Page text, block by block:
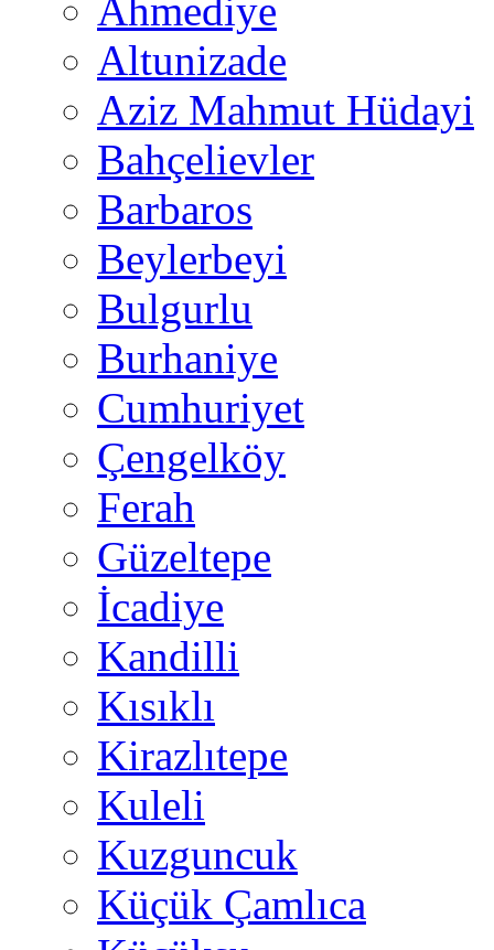
Ahmediye
Altunizade
Aziz Mahmut Hüdayi
Bahçelievler
Barbaros
Beylerbeyi
Bulgurlu
Burhaniye
Cumhuriyet
Çengelköy
Ferah
Güzeltepe
İcadiye
Kandilli
Kısıklı
Kirazlıtepe
Kuleli
Kuzguncuk
Küçük Çamlıca